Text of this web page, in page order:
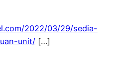
2022/03/29/sedia-
unit/[…]